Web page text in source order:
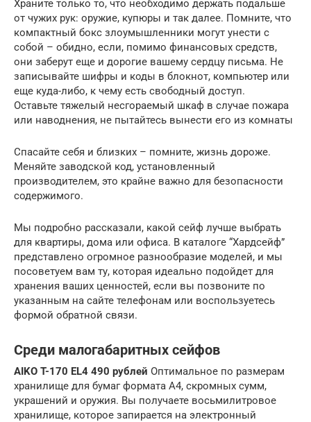
Храните только то, что необходимо держать подальше
от чужих рук: оружие, купюры и так далее. Помните, что
компактный бокс злоумышленники могут унести с
собой – обидно, если, помимо финансовых средств,
они заберут еще и дорогие вашему сердцу письма. Не
записывайте шифры и коды в блокнот, компьютер или
еще куда-либо, к чему есть свободный доступ.
Оставьте тяжелый несгораемый шкаф в случае пожара
или наводнения, не пытайтесь вынести его из комнаты
Спасайте себя и близких – помните, жизнь дороже.
Меняйте заводской код, установленный
производителем, это крайне важно для безопасности
содержимого.
Мы подробно рассказали, какой сейф лучше выбрать
для квартиры, дома или офиса. В каталоге “Хардсейф”
представлено огромное разнообразие моделей, и мы
посоветуем вам ту, которая идеально подойдет для
хранения ваших ценностей, если вы позвоните по
указанным на сайте телефонам или воспользуетесь
формой обратной связи.
Среди малогабаритных сейфов
AIKO T-170 EL4 490 рублей Оптимальное по размерам
хранилище для бумаг формата А4, скромных сумм,
украшений и оружия. Вы получаете восьмилитровое
хранилище, которое запирается на электронный